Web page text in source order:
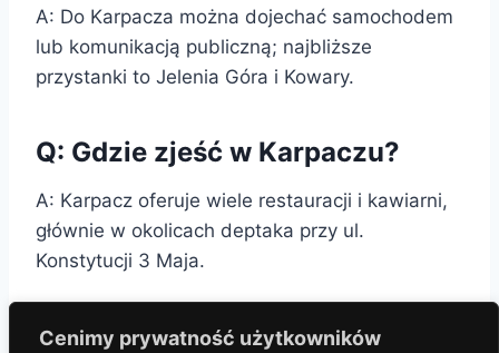
Cenimy prywatność użytkowników
A: Do Karpacza można dojechać samochodem
lub komunikacją publiczną; najbliższe
przystanki to Jelenia Góra i Kowary.
Q: Gdzie zjeść w Karpaczu?
A: Karpacz oferuje wiele restauracji i kawiarni,
głównie w okolicach deptaka przy ul.
Konstytucji 3 Maja.
Q: Jakie są koszty parkowania w